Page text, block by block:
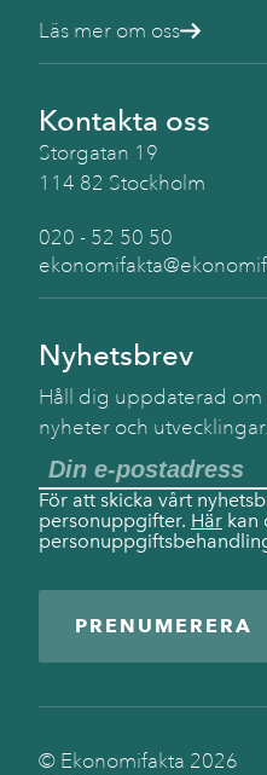
Läs mer om oss
Kontakta oss
Storgatan 19
114 82 Stockholm
020 - 52 50 50
Nyhetsbrev
Håll dig uppdaterad om
nyheter och utvecklingar.
För att skicka vårt
personuppgifter. Här kan
PRENUMERERA
© Ekonomifakta 2026